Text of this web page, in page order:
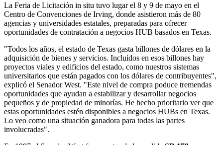
La Feria de Licitación in situ tuvo lugar el 8 y 9 de mayo en el
Centro de Convenciones de Irving, donde asistieron más de 80
agencias y universidades estatales, preparadas para ofrecer
oportunidades de contratación a negocios HUB basados en Texas.
"Todos los años, el estado de Texas gasta billones de dólares en la
adquisición de bienes y servicios. Incluídos en esos billones hay
proyectos viales y edificios del estado, como nuestros sistemas
universitarios que están pagados con los dólares de contribuyentes",
explicó el Senador West. "Este nivel de compra poduce tremendas
oportunidades que ayudan a estabilizar y desarrollar negocios
pequeños y de propiedad de minorías. He hecho prioritario ver que
estas oportunidades estén disponibles a negocios HUBs en Texas.
Lo veo como una situación ganadora para todas las partes
involucradas".